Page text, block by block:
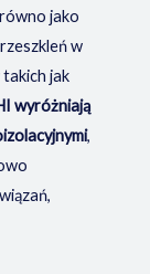
jako
w
jak
wyróżniają
,